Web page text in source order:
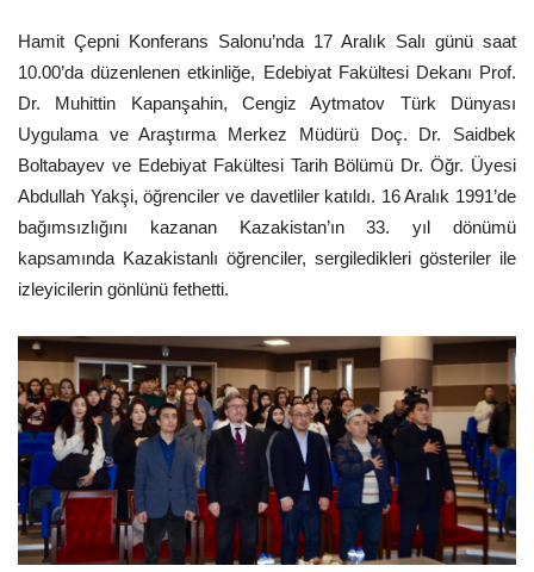
Hamit Çepni Konferans Salonu’nda 17 Aralık Salı günü saat
10.00’da düzenlenen etkinliğe, Edebiyat Fakültesi Dekanı Prof.
Dr. Muhittin Kapanşahin, Cengiz Aytmatov Türk Dünyası
Uygulama ve Araştırma Merkez Müdürü Doç. Dr. Saidbek
Boltabayev ve Edebiyat Fakültesi Tarih Bölümü Dr. Öğr. Üyesi
Abdullah Yakşi, öğrenciler ve davetliler katıldı. 16 Aralık 1991’de
bağımsızlığını kazanan Kazakistan’ın 33. yıl dönümü
kapsamında Kazakistanlı öğrenciler, sergiledikleri gösteriler ile
izleyicilerin gönlünü fethetti.